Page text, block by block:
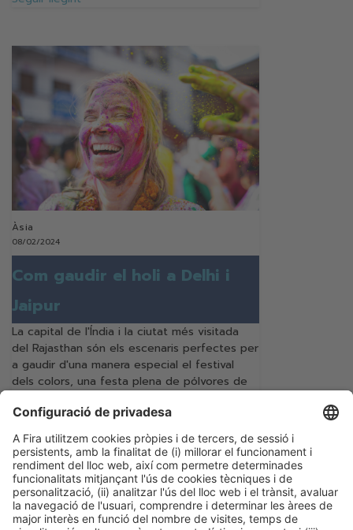
Àsia
08/02/2024
Com gaudir el holi a Delhi i
Jaipur
La capital de l'Índia i la ciutat més visitada
del Rajasthan són els escenaris perfectes per
a gaudir d'una manera especial el festival
dels colors, una festa plena de pólvores de
Seguir llegint
Categories